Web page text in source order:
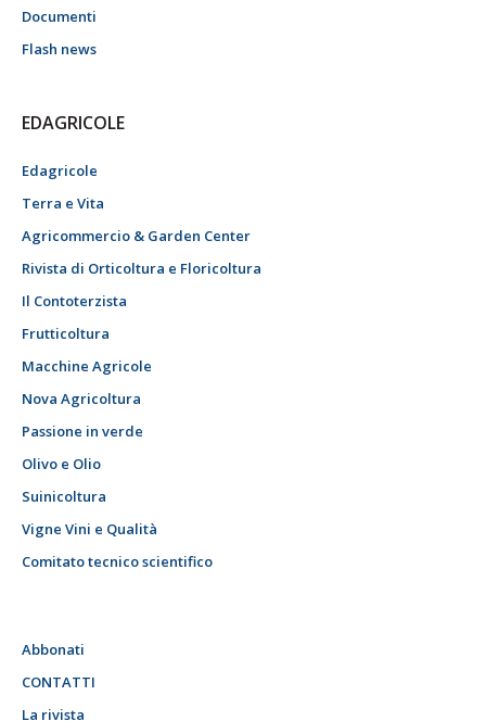
Documenti
Flash news
EDAGRICOLE
Edagricole
Terra e Vita
Agricommercio & Garden Center
Rivista di Orticoltura e Floricoltura
Il Contoterzista
Frutticoltura
Macchine Agricole
Nova Agricoltura
Passione in verde
Olivo e Olio
Suinicoltura
Vigne Vini e Qualità
Comitato tecnico scientifico
Abbonati
CONTATTI
La rivista